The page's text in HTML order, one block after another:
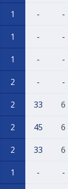
1 - -
1 - -
1 - -
2 - -
2 33 6
2 45 6
2 33 6
1 - -